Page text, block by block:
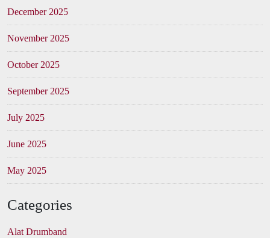
December 2025
November 2025
October 2025
September 2025
July 2025
June 2025
May 2025
Categories
Alat Drumband